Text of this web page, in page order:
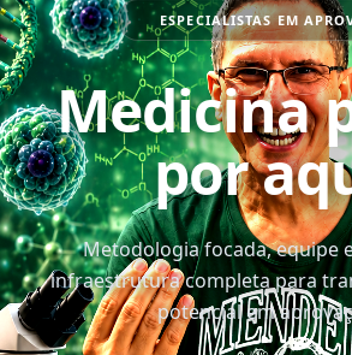
ESPECIALISTAS EM
Medicina
por
Metodologia focada, equipe
infraestrutura completa para
potencial em